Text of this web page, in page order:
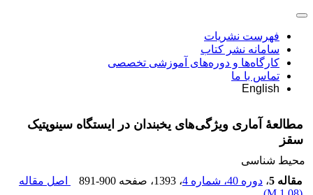
فهرست نشریات
سامانه نشر کتاب
کارگاه‌ها و دوره‌های آموزشی تخصصی
تماس با ما
English
مطالعۀ آماری ویژگی‌های یخبندان در ایستگاه سینوپتیک
سقز
محیط شناسی
مقاله 5
، دوره 40، شماره 4 ، 1393 ، صفحه 891-900
اصل مقاله